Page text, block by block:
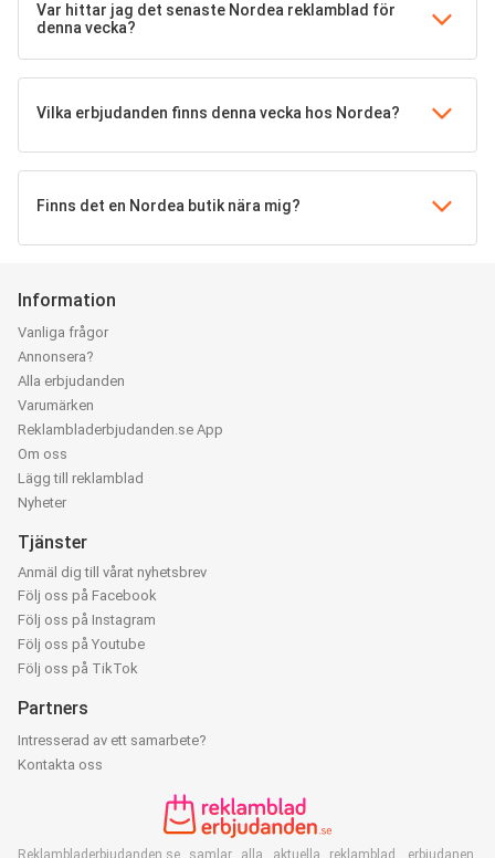
Var hittar jag det senaste Nordea reklamblad för
denna vecka?
Vilka erbjudanden finns denna vecka hos Nordea?
Finns det en Nordea butik nära mig?
Information
Vanliga frågor
Annonsera?
Alla erbjudanden
Varumärken
Reklambladerbjudanden.se App
Om oss
Lägg till reklamblad
Nyheter
Tjänster
Anmäl dig till vårat nyhetsbrev
Följ oss på Facebook
Följ oss på Instagram
Följ oss på Youtube
Följ oss på TikTok
Partners
Intresserad av ett samarbete?
Kontakta oss
Reklambladerbjudanden.se samlar alla aktuella reklamblad, erbjudanen,